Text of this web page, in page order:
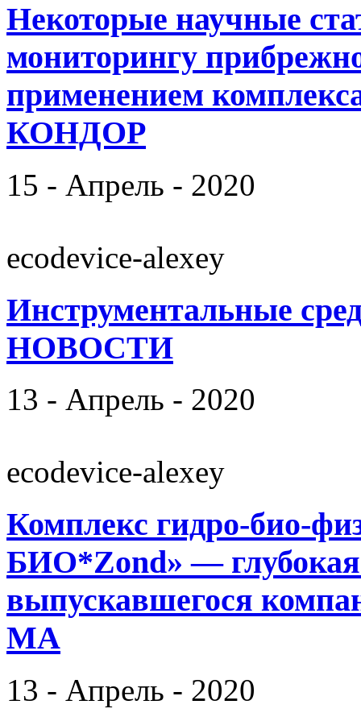
Некоторые научные
мониторингу
применением
КОНДОР
15 - Апрель - 2020
ecodevice-alexey
Инструментальные
НОВОСТИ
13 - Апрель - 2020
ecodevice-alexey
Комплекс гидро-био-
БИО*Zond» — глубокая
выпускавшегося
МА
13 - Апрель - 2020